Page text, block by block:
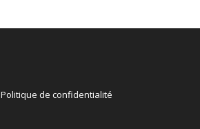
Politique de confidentialité